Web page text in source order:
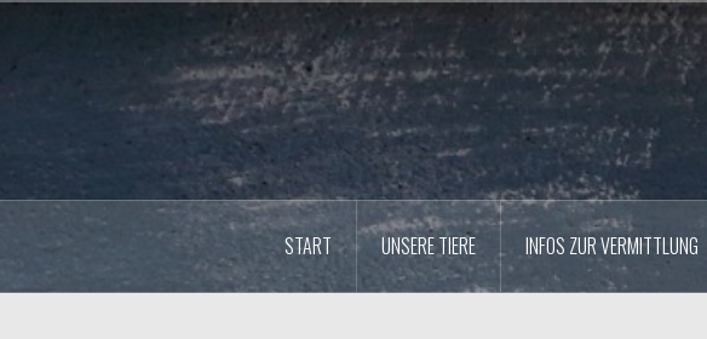
START UNSERE TIERE INFOS ZUR VERMITTLUNG